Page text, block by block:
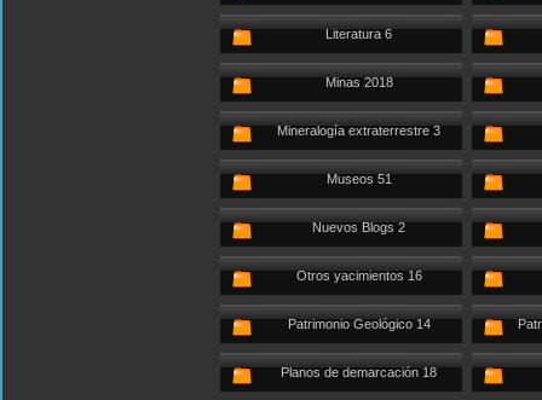
Literatura 6
Minas 2018
Mineralogía extraterrestre 3
Museos 51
Nuevos Blogs 2
Otros yacimientos 16
Patrimonio Geológico 14
Planos de demarcación 18